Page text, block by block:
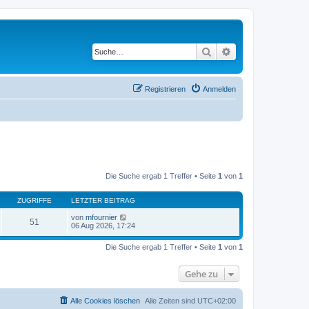
Suche
Anmelden
Registrieren
Die Suche ergab 1 Treffer • Seite 1 von 1
ZUGRIFFE LETZTER BEITRAG
51 von mfournier
06 Aug 2026, 17:24
Die Suche ergab 1 Treffer • Seite 1 von 1
Gehe zu
Alle Zeiten sind UTC+02:00
Alle Cookies löschen